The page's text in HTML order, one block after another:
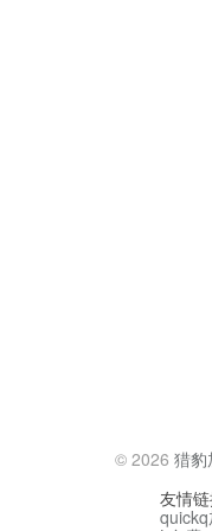
© 2026 猎豹
友情链